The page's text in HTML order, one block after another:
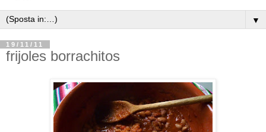
▼
19/11/11
frijoles borrachitos